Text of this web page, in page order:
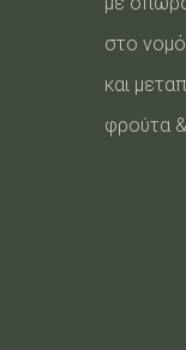
στο
και
φρούτα